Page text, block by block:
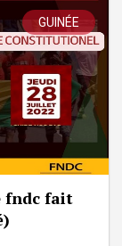
GUINÉE
fndc fait